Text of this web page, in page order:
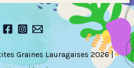
Graines Lauragaises 2026 |